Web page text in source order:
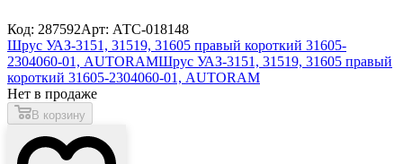
Код: 287592Арт: АТС-018148
Шрус УАЗ-3151, 31519, 31605 правый короткий 31605-
2304060-01, AUTORAMШрус УАЗ-3151, 31519, 31605 правый
короткий 31605-2304060-01, AUTORAM
Нет в продаже
В корзину